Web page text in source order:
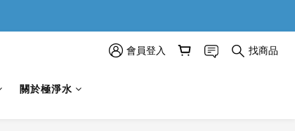
會員登入 找商品
關於極淨水